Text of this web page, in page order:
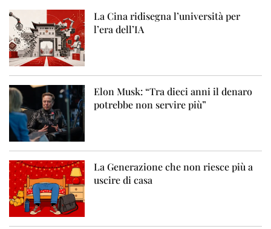
La Cina ridisegna l’università per
l’era dell’IA
Elon Musk: “Tra dieci anni il denaro
potrebbe non servire più”
La Generazione che non riesce più a
uscire di casa